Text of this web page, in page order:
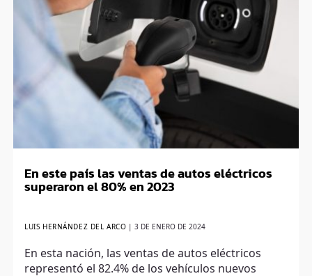
En este país las ventas de autos eléctricos
superaron el 80% en 2023
LUIS HERNÁNDEZ DEL ARCO |3 DE ENERO DE 2024
En esta nación, las ventas de autos eléctricos
representó el 82.4% de los vehículos nuevos